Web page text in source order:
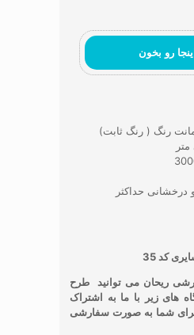
رو بخون
رنگ ( رنگ ثابت)
درخشانی حداکثر
کد 35
ریحان می توانید طرح
های زیر با ما به اشتراک
برای شما به صورت سفارشی